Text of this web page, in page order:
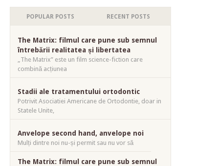
POPULAR POSTS RECENT POSTS
The Matrix: filmul care pune sub semnul
întrebării realitatea și libertatea
„The Matrix” este un film science-fiction care
combină acțiunea
Stadii ale tratamentului ortodontic
Potrivit Asociatiei Americane de Ortodontie, doar in
Statele Unite,
Anvelope second hand, anvelope noi
Mulți dintre noi nu-și permit sau nu vor să
The Matrix: filmul care pune sub semnul